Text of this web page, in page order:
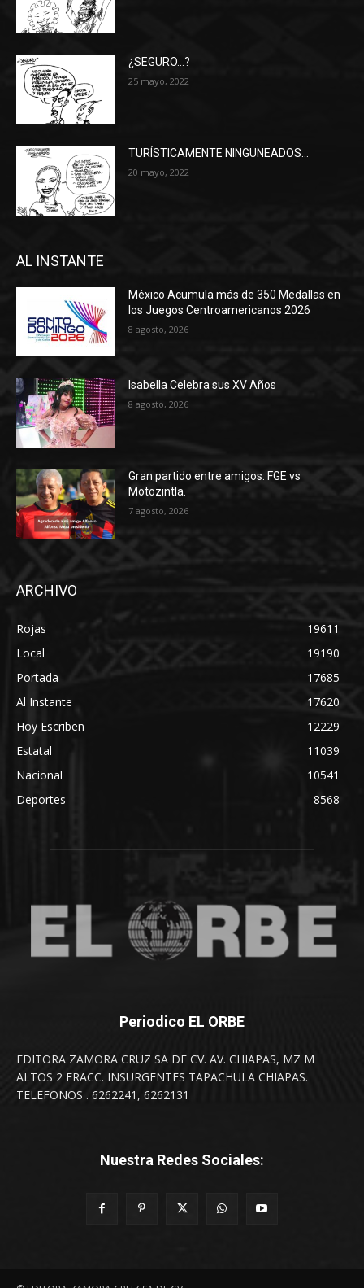
¿SEGURO…?
25 mayo, 2022
TURÍSTICAMENTE NINGUNEADOS…
20 mayo, 2022
AL INSTANTE
México Acumula más de 350 Medallas en
los Juegos Centroamericanos 2026
8 agosto, 2026
Isabella Celebra sus XV Años
8 agosto, 2026
Gran partido entre amigos: FGE vs
Motozintla.
7 agosto, 2026
ARCHIVO
Rojas
19611
Local
19190
Portada
17685
Al Instante
17620
Hoy Escriben
12229
Estatal
11039
Nacional
10541
Deportes
8568
Periodico EL ORBE
EDITORA ZAMORA CRUZ SA DE CV. AV. CHIAPAS, MZ M
ALTOS 2 FRACC. INSURGENTES TAPACHULA CHIAPAS.
TELEFONOS . 6262241, 6262131
Nuestra Redes Sociales: